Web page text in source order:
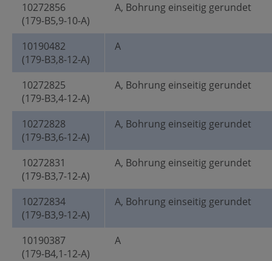
10272856
(179-B5,9-10-A)
A, Bohrung einseitig gerundet
10190482
(179-B3,8-12-A)
A
10272825
(179-B3,4-12-A)
A, Bohrung einseitig gerundet
10272828
(179-B3,6-12-A)
A, Bohrung einseitig gerundet
10272831
(179-B3,7-12-A)
A, Bohrung einseitig gerundet
10272834
(179-B3,9-12-A)
A, Bohrung einseitig gerundet
10190387
(179-B4,1-12-A)
A